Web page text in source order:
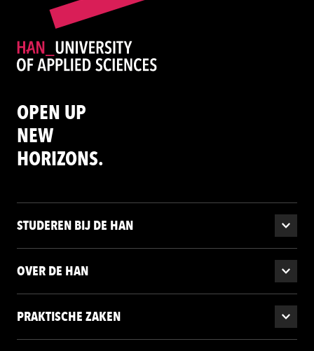
OPEN UP
NEW
HORIZONS.
STUDEREN BIJ DE HAN
OVER DE HAN
PRAKTISCHE ZAKEN